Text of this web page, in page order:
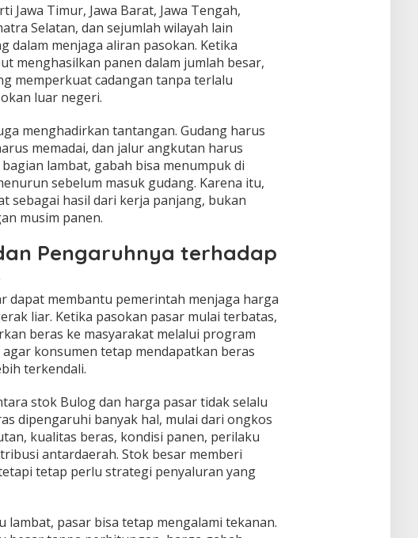
Jawa Timur, Jawa Barat, Jawa Tengah,
Selatan, dan sejumlah wilayah lain
dalam menjaga aliran pasokan. Ketika
menghasilkan panen dalam jumlah besar,
memperkuat cadangan tanpa terlalu
luar negeri.
menghadirkan tantangan. Gudang harus
memadai, dan jalur angkutan harus
bagian lambat, gabah bisa menumpuk di
sebelum masuk gudang. Karena itu,
sebagai hasil dari kerja panjang, bukan
musim panen.
Pengaruhnya terhadap
dapat membantu pemerintah menjaga harga
liar. Ketika pasokan pasar mulai terbatas,
beras ke masyarakat melalui program
konsumen tetap mendapatkan beras
terkendali.
stok Bulog dan harga pasar tidak selalu
dipengaruhi banyak hal, mulai dari ongkos
kualitas beras, kondisi panen, perilaku
antardaerah. Stok besar memberi
tetap perlu strategi penyaluran yang
lambat, pasar bisa tetap mengalami tekanan.